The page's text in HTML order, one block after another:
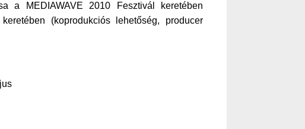
a MEDIAWAVE 2010 Fesztivál keretében
(koprodukciós lehetőség, producer